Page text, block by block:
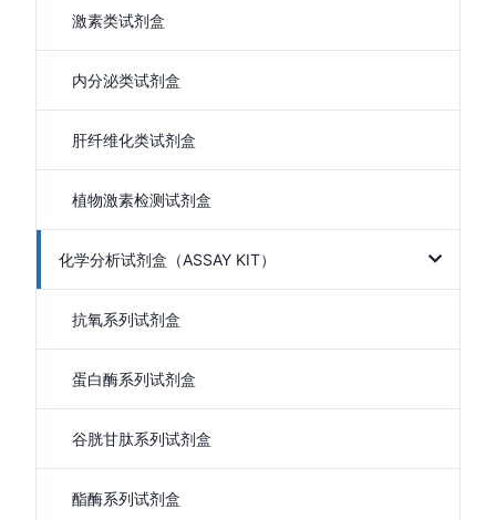
激素类试剂盒
内分泌类试剂盒
肝纤维化类试剂盒
植物激素检测试剂盒
化学分析试剂盒（ASSAY KIT）
抗氧系列试剂盒
蛋白酶系列试剂盒
谷胱甘肽系列试剂盒
酯酶系列试剂盒